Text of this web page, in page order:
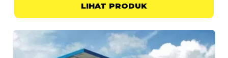
LIHAT PRODUK